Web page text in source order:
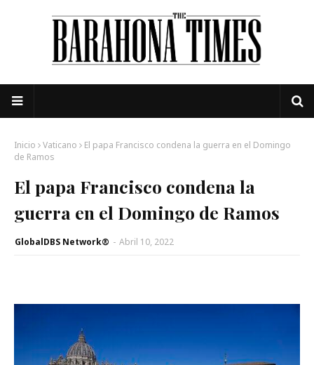
Inicio Vaticano
El papa Francisco condena la guerra en el Domingo
de Ramos
El papa Francisco condena la
guerra en el Domingo de Ramos
GlobalDBS Network® - Abril 10, 2022